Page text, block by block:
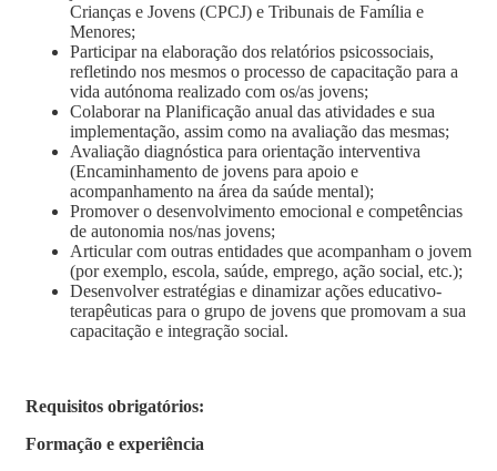
Crianças e Jovens (CPCJ) e Tribunais de Família e
Menores;
Participar na elaboração dos relatórios psicossociais,
refletindo nos mesmos o processo de capacitação para a
vida autónoma realizado com os/as jovens;
Colaborar na Planificação anual das atividades e sua
implementação, assim como na avaliação das mesmas;
Avaliação diagnóstica para orientação interventiva
(Encaminhamento de jovens para apoio e
acompanhamento na área da saúde mental);
Promover o desenvolvimento emocional e competências
de autonomia nos/nas jovens;
Articular com outras entidades que acompanham o jovem
(por exemplo, escola, saúde, emprego, ação social, etc.);
Desenvolver estratégias e dinamizar ações educativo-
terapêuticas para o grupo de jovens que promovam a sua
capacitação e integração social.
Requisitos obrigatórios:
Formação e experiência